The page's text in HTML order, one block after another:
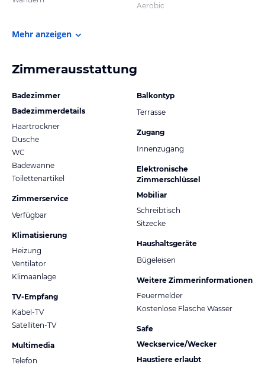
Aerobic
Mehr anzeigen
Zimmerausstattung
Badezimmer
Badezimmerdetails
Haartrockner
Dusche
WC
Badewanne
Toilettenartikel
Zimmerservice
Verfügbar
Klimatisierung
Heizung
Ventilator
Klimaanlage
TV-Empfang
Kabel-TV
Satelliten-TV
Multimedia
Telefon
Balkontyp
Terrasse
Zugang
Innenzugang
Elektronische
Zimmerschlüssel
Mobiliar
Schreibtisch
Sitzecke
Haushaltsgeräte
Bügeleisen
Weitere Zimmerinformationen
Feuermelder
Kostenlose Flasche Wasser
Safe
Weckservice/Wecker
Haustiere erlaubt